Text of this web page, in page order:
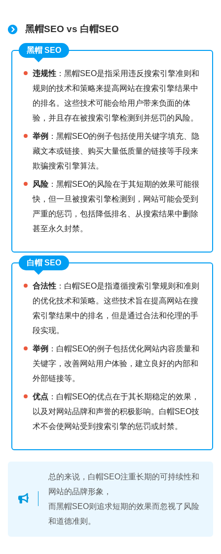
黑帽SEO vs 白帽SEO
黑帽 SEO
违规性 ：黑帽SEO是指采用违反搜索引擎准则和
规则的技术和策略来提高网站在搜索引擎结果中
的排名。这些技术可能会给用户带来负面的体
验，并且存在被搜索引擎检测到并惩罚的风险。
举例 ：黑帽SEO的例子包括使用关键字填充、隐
藏文本或链接、购买大量低质量的链接等手段来
欺骗搜索引擎算法。
风险 ：黑帽SEO的风险在于其短期的效果可能很
快，但一旦被搜索引擎检测到，网站可能会受到
严重的惩罚，包括降低排名、从搜索结果中删除
甚至永久封禁。
白帽 SEO
合法性 ：白帽SEO是指遵循搜索引擎规则和准则
的优化技术和策略。这些技术旨在提高网站在搜
索引擎结果中的排名，但是通过合法和伦理的手
段实现。
举例 ：白帽SEO的例子包括优化网站内容质量和
关键字，改善网站用户体验，建立良好的内部和
外部链接等。
优点 ：白帽SEO的优点在于其长期稳定的效果，
以及对网站品牌和声誉的积极影响。白帽SEO技
术不会使网站受到搜索引擎的惩罚或封禁。
总的来说，白帽SEO注重长期的可持续性和
网站的品牌形象，
而黑帽SEO则追求短期的效果而忽视了风险
和道德准则。